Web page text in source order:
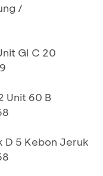
/
GI C 20
Unit 60 B
D 5 Kebon Jeruk